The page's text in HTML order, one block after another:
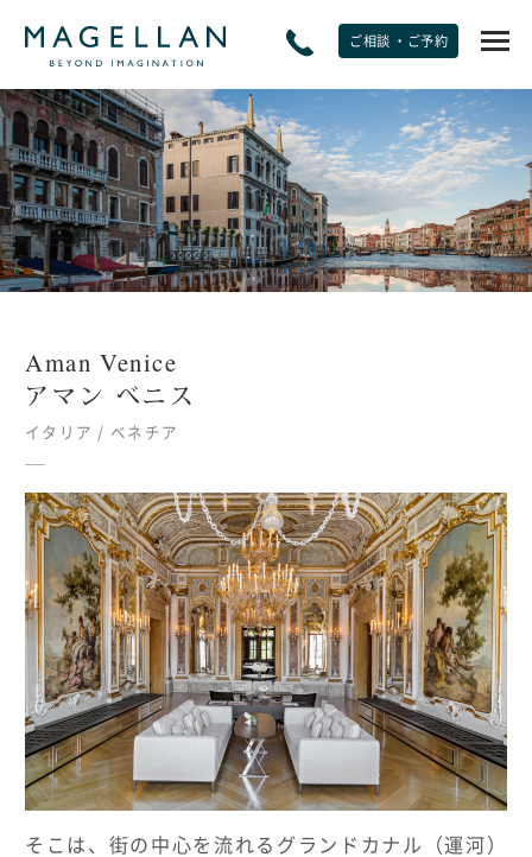
EXPERIENCE
非日常をたのしむ
JOURNAL
トラベルジャーナル
SPECIAL OFFERS
モデルプラン
HOTELS & RESORTS
MAGELLAN's Choice
ABOUT US PARTNERS THE LOUNGE INSIGNIA
ご相談 ・ご予約
Aman Venice
アマン べニス
イタリア / ベネチア
そこは、街の中心を流れるグランドカナル（運河）